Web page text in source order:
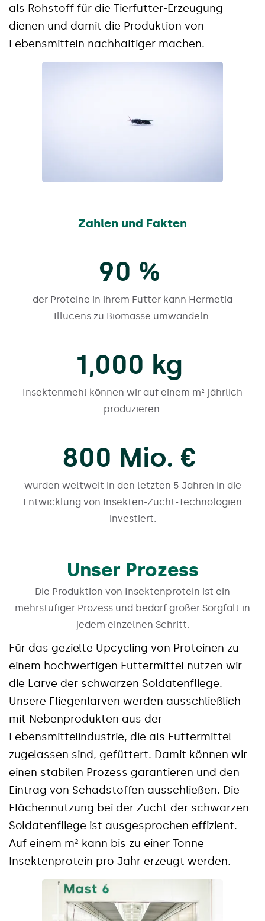
als Rohstoff für die Tierfutter-Erzeugung
dienen und damit die Produktion von
Lebensmitteln nachhaltiger machen.
Zahlen und Fakten
90 %
der Proteine in ihrem Futter kann Hermetia
Illucens zu Biomasse umwandeln.
1,000 kg
Insektenmehl können wir auf einem m² jährlich
produzieren.
800 Mio. €
wurden weltweit in den letzten 5 Jahren in die
Entwicklung von Insekten-Zucht-Technologien
investiert.
Unser Prozess
Die Produktion von Insektenprotein ist ein
mehrstufiger Prozess und bedarf großer Sorgfalt in
jedem einzelnen Schritt.
Für das gezielte Upcycling von Proteinen zu
einem hochwertigen Futtermittel nutzen wir
die Larve der schwarzen Soldatenfliege.
Unsere Fliegenlarven werden ausschließlich
mit Nebenprodukten aus der
Lebensmittelindustrie, die als Futtermittel
zugelassen sind, gefüttert. Damit können wir
einen stabilen Prozess garantieren und den
Eintrag von Schadstoffen ausschließen. Die
Flächennutzung bei der Zucht der schwarzen
Soldatenfliege ist ausgesprochen effizient.
Auf einem m² kann bis zu einer Tonne
Insektenprotein pro Jahr erzeugt werden.